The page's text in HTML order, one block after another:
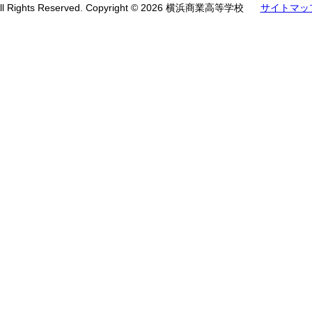
Rights Reserved. Copyright © 2026 横浜商業高等学校 サイトマッ